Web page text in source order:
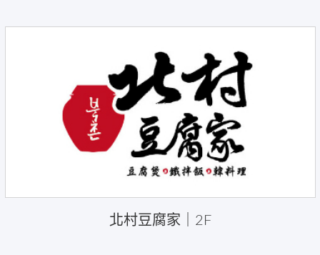
北村豆腐家｜2F